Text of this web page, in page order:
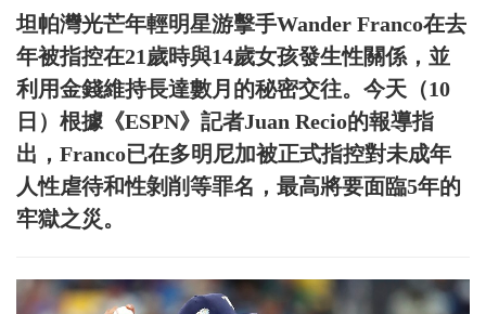
坦帕灣光芒年輕明星游擊手Wander Franco在去
年被指控在21歲時與14歲女孩發生性關係，並
利用金錢維持長達數月的秘密交往。今天（10
日）根據《ESPN》記者Juan Recio的報導指
出，Franco已在多明尼加被正式指控對未成年
人性虐待和性剝削等罪名，最高將要面臨5年的
牢獄之災。